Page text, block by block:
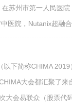
苏州市第一人民医
医院，Nutanix超融
下简称CHIMA
大会都汇聚了来
大会易联众（股票代